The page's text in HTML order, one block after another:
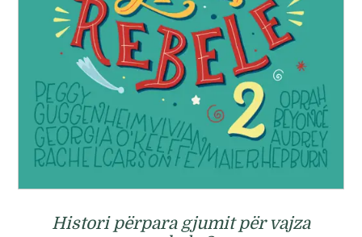
Histori përpara gjumit për vajza